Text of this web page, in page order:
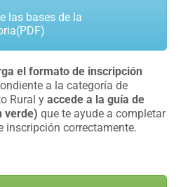
las bases de la
el formato de inscripción
a la categoría de
Rural y accede a la guía de
verde) que te ayude a completar
inscripción correctamente.